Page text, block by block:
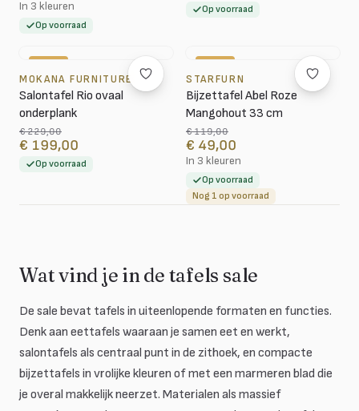
In 3 kleuren
Op voorraad
Op voorraad
MOKANA FURNITURE
Salontafel Rio ovaal
onderplank
€ 229,00
€ 199,00
Op voorraad
STARFURN
Bijzettafel Abel Roze
Mangohout 33 cm
€ 119,00
€ 49,00
In 3 kleuren
Op voorraad
Nog 1 op voorraad
Wat vind je in de tafels sale
De sale bevat tafels in uiteenlopende formaten en functies.
Denk aan eettafels waaraan je samen eet en werkt,
salontafels als centraal punt in de zithoek, en compacte
bijzettafels in vrolijke kleuren of met een marmeren blad die
je overal makkelijk neerzet. Materialen als massief